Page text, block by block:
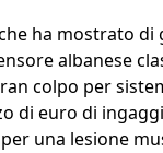
ha mostrato
albanese
colpo per
di euro di
una lesione